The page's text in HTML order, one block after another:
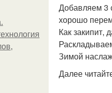
Добавляем 3
хорошо
Как закипит,
Зимой
Далее